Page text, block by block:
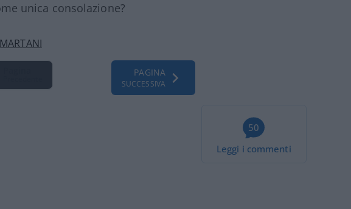
unica consolazione?
PAGINA
SUCCESSIVA
50
Leggi i commenti